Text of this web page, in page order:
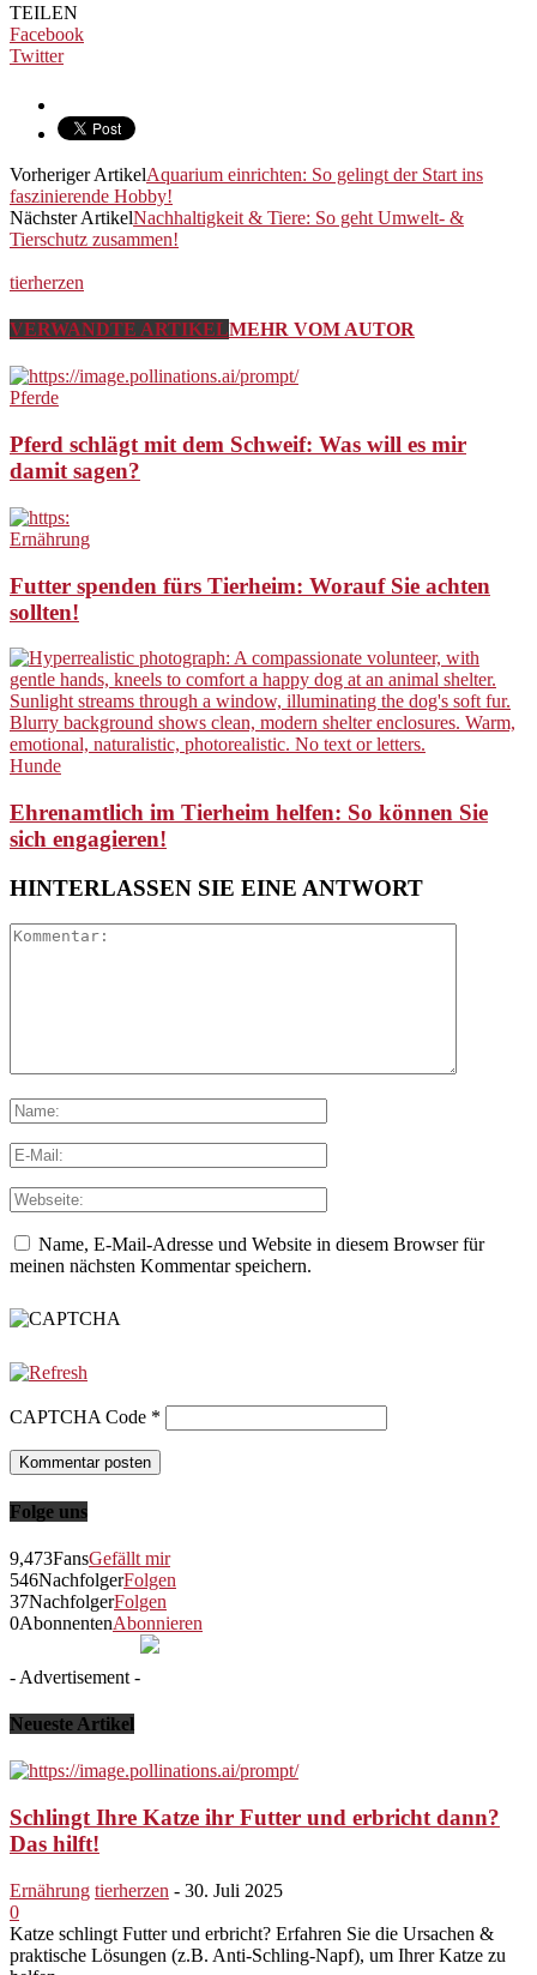
TEILEN
Facebook
Twitter
Vorheriger ArtikelAquarium einrichten: So gelingt der Start ins
faszinierende Hobby!
Nächster ArtikelNachhaltigkeit & Tiere: So geht Umwelt- &
Tierschutz zusammen!
tierherzen
VERWANDTE ARTIKELMEHR VOM AUTOR
Pferde
Pferd schlägt mit dem Schweif: Was will es mir
damit sagen?
Ernährung
Futter spenden fürs Tierheim: Worauf Sie achten
sollten!
Hunde
Ehrenamtlich im Tierheim helfen: So können Sie
sich engagieren!
HINTERLASSEN SIE EINE ANTWORT
Name, E-Mail-Adresse und Website in diesem Browser für
meinen nächsten Kommentar speichern.
CAPTCHA Code *
Folge uns
9,473FansGefällt mir
546NachfolgerFolgen
37NachfolgerFolgen
0AbonnentenAbonnieren
- Advertisement -
Neueste Artikel
Schlingt Ihre Katze ihr Futter und erbricht dann?
Das hilft!
Ernährung tierherzen - 30. Juli 2025
0
Katze schlingt Futter und erbricht? Erfahren Sie die Ursachen &
praktische Lösungen (z.B. Anti-Schling-Napf), um Ihrer Katze zu